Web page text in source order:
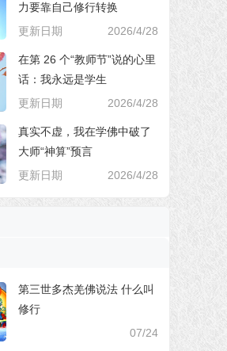
力要靠自己修行转换
更新日期
2026/4/28
在第 26 个“教师节”说的心里
话：我永远是学生
更新日期
2026/4/28
真实不虚，我在学佛中破了
大师“神算”预言
更新日期
2026/4/28
第三世多杰羌佛说法 什么叫
修行
07/24